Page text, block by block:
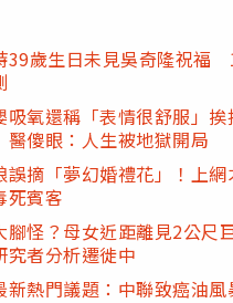
39歲生日未見吳奇隆祝福
吸氧還稱「表情很舒服」
傻眼：人生被地獄開局
誤摘「夢幻婚禮花」！上
死賓客
腳怪？母女近距離見2公尺
者分析遷徙中
新熱門議題：中聯致癌油風